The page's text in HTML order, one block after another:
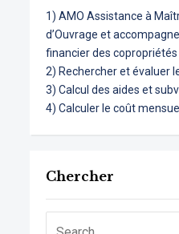
1) AMO Assistance à
d’Ouvrage et
financier des copropriétés
2) Rechercher et évaluer
3) Calcul des aides et
4) Calculer le coût
Chercher